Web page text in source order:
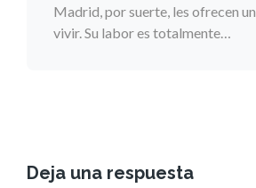
Madrid, por suerte, les ofrecen
vivir. Su labor es totalmente…
Deja una respuesta